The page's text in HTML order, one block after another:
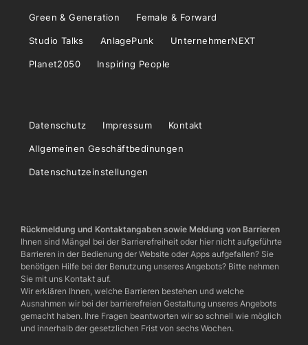
Green & Generation Female & Forward
Studio Talks AnlagePunk UnternehmerNEXT
Planet2050 Inspiring People
Datenschutz Impressum Kontakt
Allgemeinen Geschäftbedinungen
Datenschutzeinstellungen
Rückmeldung und Kontaktangaben sowie Meldung von Barrieren
Ihnen sind Mängel bei der Barrierefreiheit oder hier nicht aufgeführte
Barrieren in der Bedienung der Website oder Apps aufgefallen? Sie
benötigen Hilfe bei der Benutzung unseres Angebots? Bitte nehmen
Sie mit uns Kontakt auf.
Wir erklären Ihnen, welche Barrieren bestehen und welche
Ausnahmen wir bei der barrierefreien Gestaltung unseres Angebots
gemacht haben. Ihre Fragen beantworten wir so schnell wie möglich
und innerhalb der gesetzlichen Frist von sechs Wochen.